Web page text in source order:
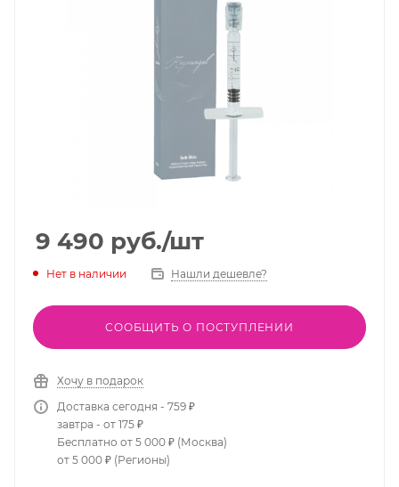
9 490 руб./шт
Нет в наличии Нашли дешевле?
СООБЩИТЬ О ПОСТУПЛЕНИИ
Хочу в подарок
Доставка сегодня - 759 ₽
завтра - от 175 ₽
Бесплатно от 5 000 ₽ (Москва)
от 5 000 ₽ (Регионы)